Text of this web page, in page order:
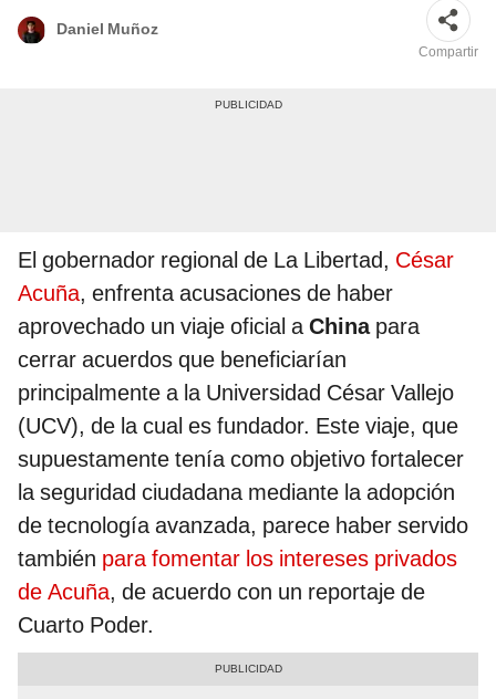
Daniel Muñoz
Compartir
El gobernador regional de La Libertad, César
Acuña, enfrenta acusaciones de haber
aprovechado un viaje oficial aChinapara
cerrar acuerdos que beneficiarían
principalmente a la Universidad César Vallejo
(UCV), de la cual es fundador. Este viaje, que
supuestamente tenía como objetivo fortalecer
la seguridad ciudadana mediante la adopción
de tecnología avanzada, parece haber servido
también para fomentar los intereses privados
de Acuña, de acuerdo con un reportaje de
Cuarto Poder.